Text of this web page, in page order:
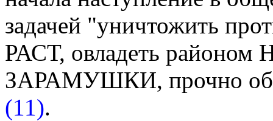
задачей "уничтожить
РАСТ, овладеть
ЗАРАМУШКИ, прочно
(11).